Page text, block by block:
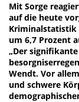
Mit Sorge
auf die heute
Kriminalstatistik
um 6,7 Prozent
„Der
Wendt. Vor
und schwere